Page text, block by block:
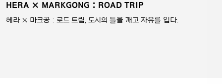
HERA × MARKGONG : ROAD TRIP
헤라 × 마크공 : 로드 트립, 도시의 틀을 깨고 자유를 입다.